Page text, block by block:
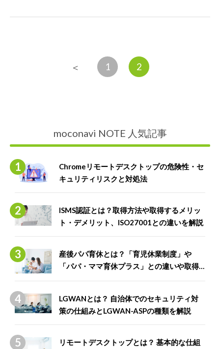
＜ 1 2
moconavi NOTE 人気記事
Chromeリモートデスクトップの危険性・セ
キュリティリスクと対処法
ISMS認証とは？取得方法や取得するメリッ
ト・デメリット、ISO27001との違いを解説
産後パパ育休とは？「育児休業制度」や
「パパ・ママ育休プラス」との違いや取得
LGWANとは？ 自治体でのセキュリティ対
策の仕組みとLGWAN-ASPの種類を解説
リモートデスクトップとは？ 基本的な仕組